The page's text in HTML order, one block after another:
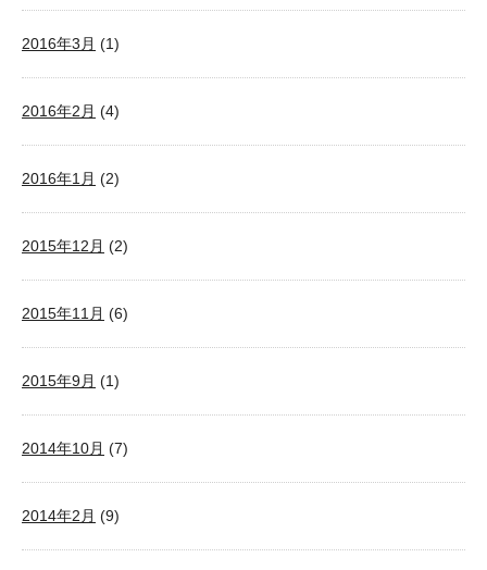
2016年3月 (1)
2016年2月 (4)
2016年1月 (2)
2015年12月 (2)
2015年11月 (6)
2015年9月 (1)
2014年10月 (7)
2014年2月 (9)